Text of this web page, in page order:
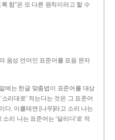
함”은 또 다른 원칙이라고 할 수
음성 언어인 표준어를 표음 문자
에는 한글 맞춤법이 표준어를 대상
리대로’ 적는다는 것은 그 표준어
다. 이를테면 [나무]라고 소리 나는
소리 나는 표준어는 ‘달리다’로 적